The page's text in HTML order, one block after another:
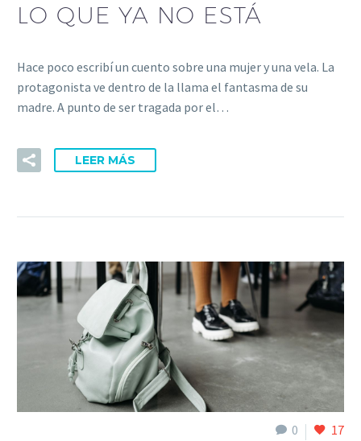
LO QUE YA NO ESTÁ
Hace poco escribí un cuento sobre una mujer y una vela. La
protagonista ve dentro de la llama el fantasma de su
madre. A punto de ser tragada por el…
LEER MÁS
0
17